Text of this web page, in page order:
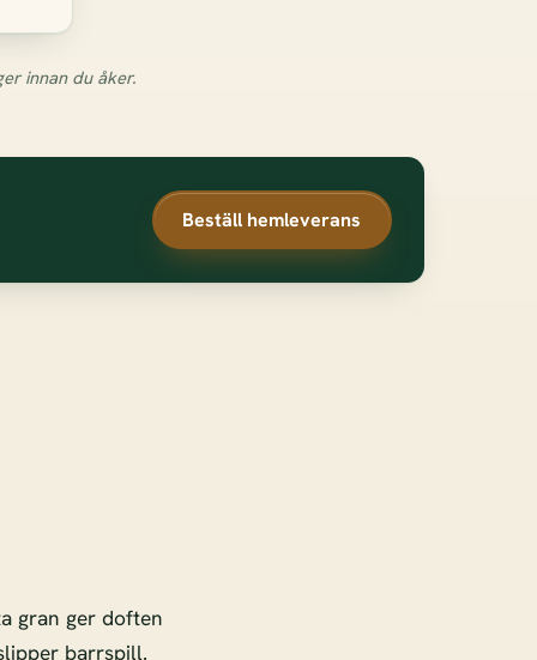
innan du åker.
Beställ hemleverans
gran ger doften
barrspill.